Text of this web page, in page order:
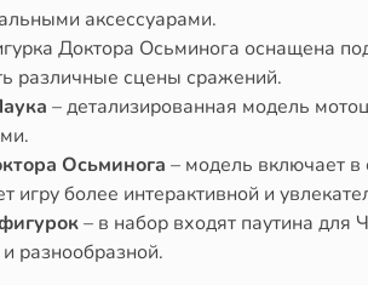
аксессуарами.
Доктора Осьминога оснащена
различные сцены сражений.
– детализированная модель
Осьминога – модель включает
игру более интерактивной и
– в набор входят паутина
разнообразной.